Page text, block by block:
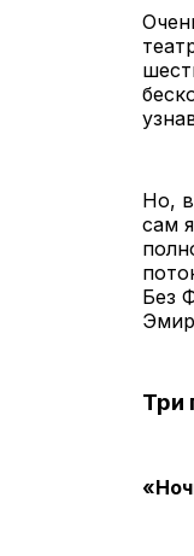
Но,
сам
Без
Три